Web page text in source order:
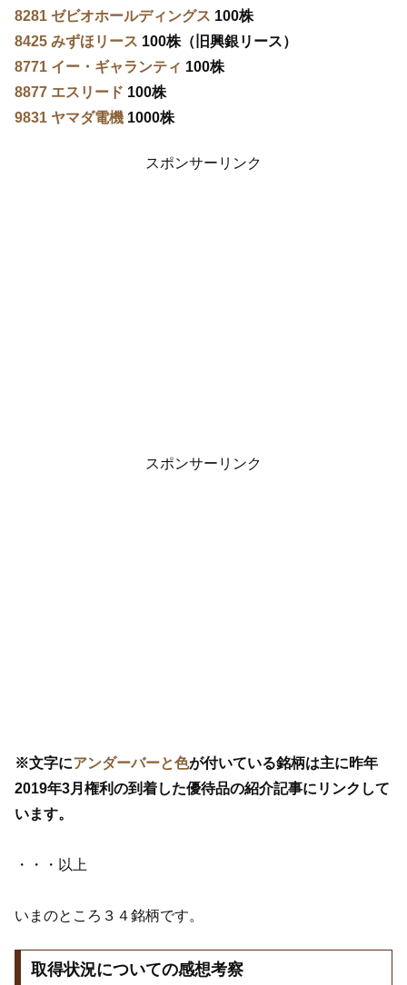
8281 ゼビオホールディングス 100株
8425 みずほリース 100株（旧興銀リース）
8771 イー・ギャランティ 100株
8877 エスリード 100株
9831 ヤマダ電機 1000株
スポンサーリンク
スポンサーリンク
※文字にアンダーバーと色が付いている銘柄は主に昨年
2019年3月権利の到着した優待品の紹介記事にリンクして
います。
・・・以上
いまのところ３４銘柄です。
取得状況についての感想考察